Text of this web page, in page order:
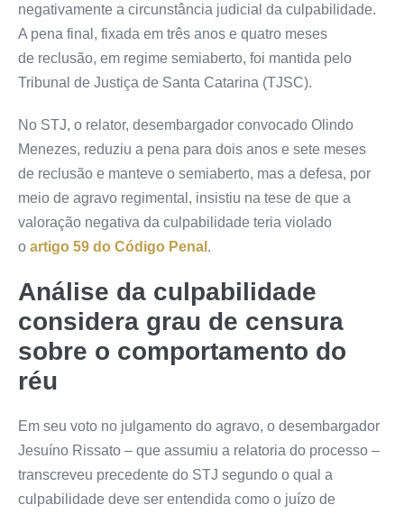
negativamente a circunstância judicial da culpabilidade.
A pena final, fixada em três anos e quatro meses
de reclusão, em regime semiaberto, foi mantida pelo
Tribunal de Justiça de Santa Catarina (TJSC).
No STJ, o relator, desembargador convocado Olindo
Menezes, reduziu a pena para dois anos e sete meses
de reclusão e manteve o semiaberto, mas a defesa, por
meio de agravo regimental , insistiu na tese de que a
valoração negativa da culpabilidade teria violado
o artigo 59 do Código Penal .
Análise da culpabilidade
considera grau de censura
sobre o comportamento do
réu
Em seu voto no julgamento do agravo, o desembargador
Jesuíno Rissato – que assumiu a relatoria do processo –
transcreveu precedente do STJ segundo o qual a
culpabilidade deve ser entendida como o juízo de